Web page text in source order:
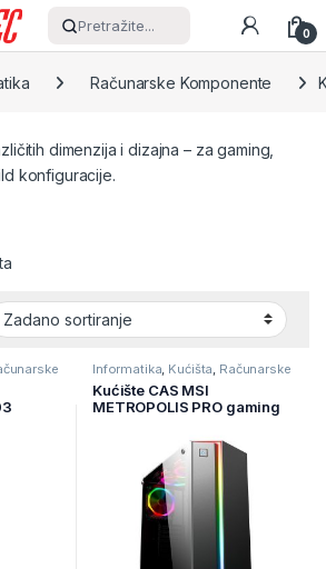
Pretražite... 0
Računarske Komponente
dimenzija i dizajna – za gaming,
konfiguracije.
Informatika, Kućišta, Računarske
Komponente
Kućište CAS MSI
METROPOLIS PRO gaming